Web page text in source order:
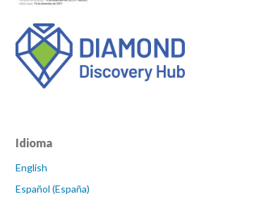
Idioma
English
Español (España)